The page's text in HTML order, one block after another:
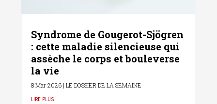
Syndrome de Gougerot-Sjögren
: cette maladie silencieuse qui
assèche le corps et bouleverse
la vie
8 Mar 2026| LE DOSSIER DE LA SEMAINE
lire plus